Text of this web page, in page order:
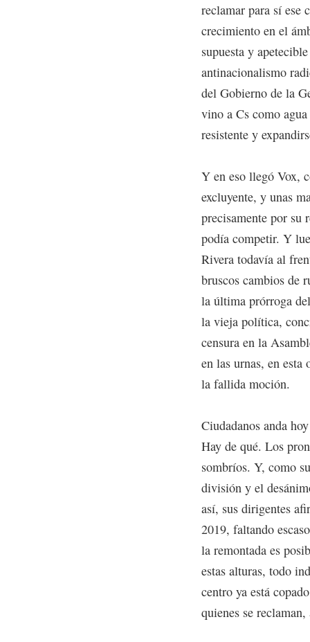
reclamar para sí ese
crecimiento en el
supuesta y
antinacionalismo
del Gobierno de la
vino a Cs como
resistente y
Y en eso llegó Vox,
excluyente, y unas
precisamente por
podía competir. Y
Rivera todavía al
bruscos cambios de
la última prórroga
la vieja política,
censura en la
en las urnas, en esta
la fallida moción.
Ciudadanos anda
Hay de qué. Los
sombríos. Y, como
división y el
así, sus dirigentes
2019, faltando
la remontada es
estas alturas, todo
centro ya está
quienes se